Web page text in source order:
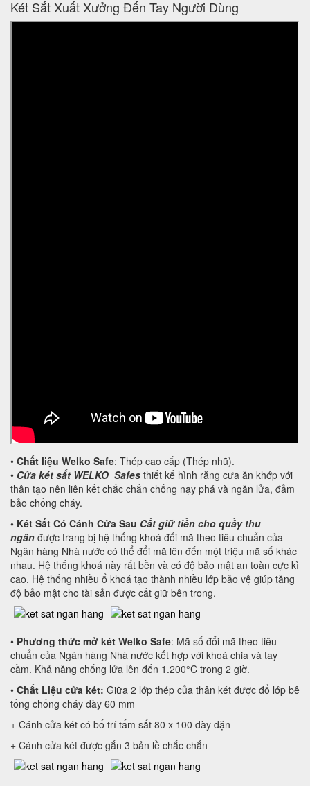
Két Sắt Xuất Xưởng Đến Tay Người Dùng
• Chất liệu Welko Safe: Thép cao cấp (Thép nhũ).
• Cửa két sắt WELKO Safes thiết kế hình răng cưa ăn khớp với
thân tạo nên liên kết chắc chắn chống nạy phá và ngăn lửa, đảm
bảo chống cháy.
• Két Sắt Có Cánh Cửa Sau Cất giữ tiền cho quầy thu
ngân được trang bị hệ thống khoá đổi mã theo tiêu chuẩn của
Ngân hàng Nhà nước có thể đổi mã lên đến một triệu mã số khác
nhau. Hệ thống khoá này rất bền và có độ bảo mật an toàn cực kì
cao. Hệ thống nhiều ổ khoá tạo thành nhiều lớp bảo vệ giúp tăng
độ bảo mật cho tài sản được cất giữ bên trong.
• Phương thức mở két Welko Safe: Mã số đổi mã theo tiêu
chuẩn của Ngân hàng Nhà nước kết hợp với khoá chia và tay
cầm. Khả năng chống lửa lên đến 1.200°C trong 2 giờ.
• Chất Liệu cửa két: Giữa 2 lớp thép của thân két được đổ lớp bê
tống chống cháy dày 60 mm
+ Cánh cửa két có bố trí tấm sắt 80 x 100 dày dặn
+ Cánh cửa két được gắn 3 bản lề chắc chắn